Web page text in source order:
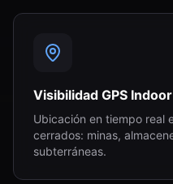
Visibilidad GPS
Ubicación en tiempo real
cerrados: minas,
subterráneas.